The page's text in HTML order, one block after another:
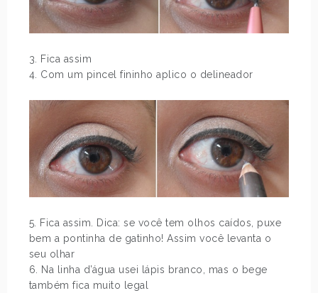
3. Fica assim
4. Com um pincel fininho aplico o delineador
5. Fica assim. Dica: se você tem olhos caídos, puxe
bem a pontinha de gatinho! Assim você levanta o
seu olhar
6. Na linha d’água usei lápis branco, mas o bege
também fica muito legal